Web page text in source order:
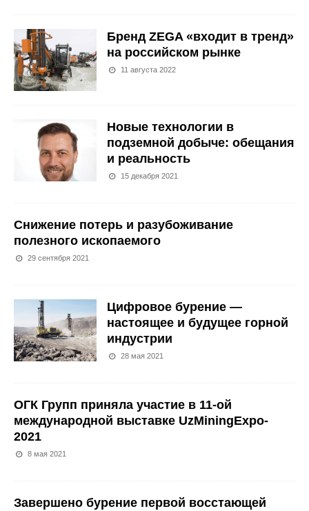
Бренд ZEGA «входит в тренд»
на российском рынке
11 августа 2022
Новые технологии в
подземной добыче: обещания
и реальность
15 декабря 2021
Снижение потерь и разубоживание
полезного ископаемого
29 сентября 2021
Цифровое бурение —
настоящее и будущее горной
индустрии
28 мая 2021
ОГК Групп приняла участие в 11-ой
международной выставке UzMiningExpo-
2021
8 мая 2021
Завершено бурение первой восстающей